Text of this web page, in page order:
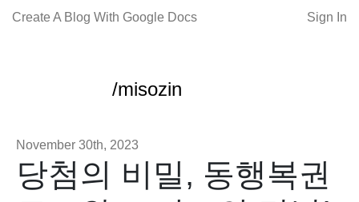
Create A Blog With Google Docs Sign In
/misozin
November 30th, 2023
당첨의 비밀, 동행복권